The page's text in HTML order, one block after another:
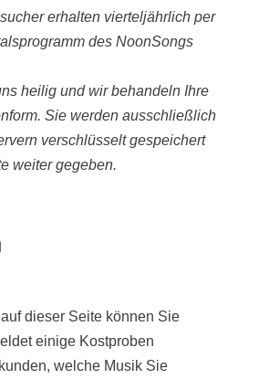
erhalten vierteljährlich per
des NoonSongs
heilig und wir behandeln Ihre
Sie werden ausschließlich
verschlüsselt gespeichert
weiter gegeben.
dieser Seite können Sie
einige Kostproben
welche Musik Sie